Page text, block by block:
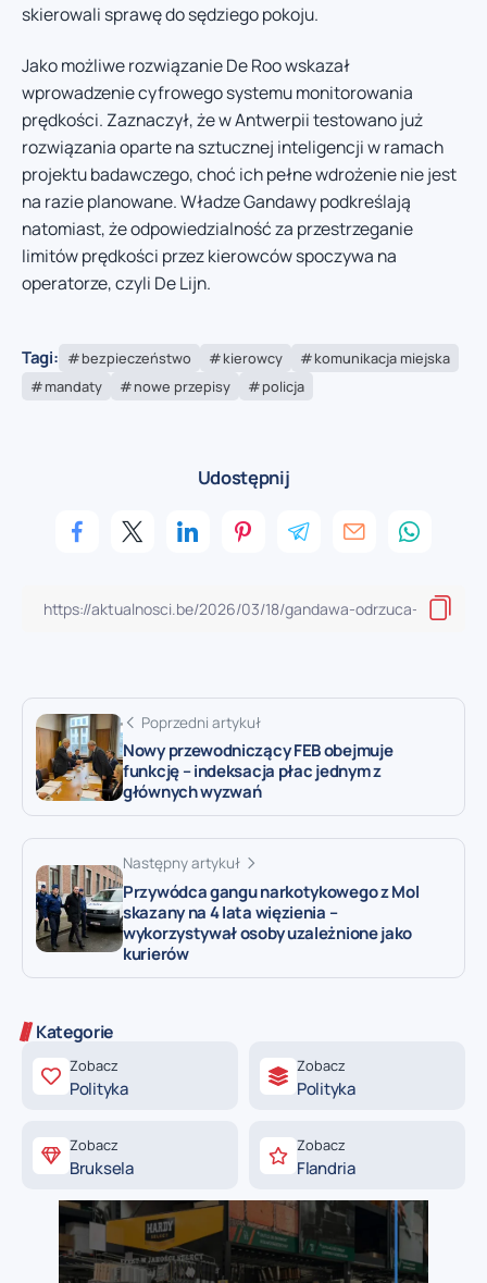
skierowali sprawę do sędziego pokoju.
Jako możliwe rozwiązanie De Roo wskazał
wprowadzenie cyfrowego systemu monitorowania
prędkości. Zaznaczył, że w Antwerpii testowano już
rozwiązania oparte na sztucznej inteligencji w ramach
projektu badawczego, choć ich pełne wdrożenie nie jest
na razie planowane. Władze Gandawy podkreślają
natomiast, że odpowiedzialność za przestrzeganie
limitów prędkości przez kierowców spoczywa na
operatorze, czyli De Lijn.
Tagi: bezpieczeństwo kierowcy
komunikacja miejska
mandaty
nowe przepisy policja
Udostępnij
Poprzedni artykuł
Nowy przewodniczący FEB obejmuje
funkcję – indeksacja płac jednym z
głównych wyzwań
Następny artykuł
Przywódca gangu narkotykowego z Mol
skazany na 4 lata więzienia –
wykorzystywał osoby uzależnione jako
kurierów
Kategorie
Zobacz
Polityka
Zobacz
Polityka
Zobacz
Bruksela
Zobacz
Flandria